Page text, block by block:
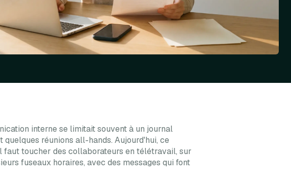
interne se limitait souvent à un journal
réunions all-hands. Aujourd'hui, ce
toucher des collaborateurs en télétravail, sur
fuseaux horaires, avec des messages qui font